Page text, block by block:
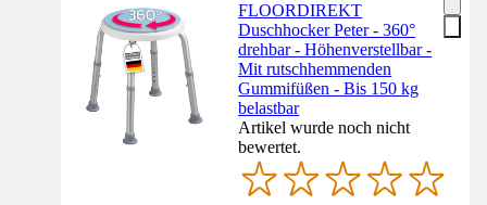
FLOORDIREKT
Duschhocker Peter - 360°
drehbar - Höhenverstellbar -
Mit rutschhemmenden
Gummifüßen - Bis 150 kg
belastbar
Artikel wurde noch nicht
bewertet.